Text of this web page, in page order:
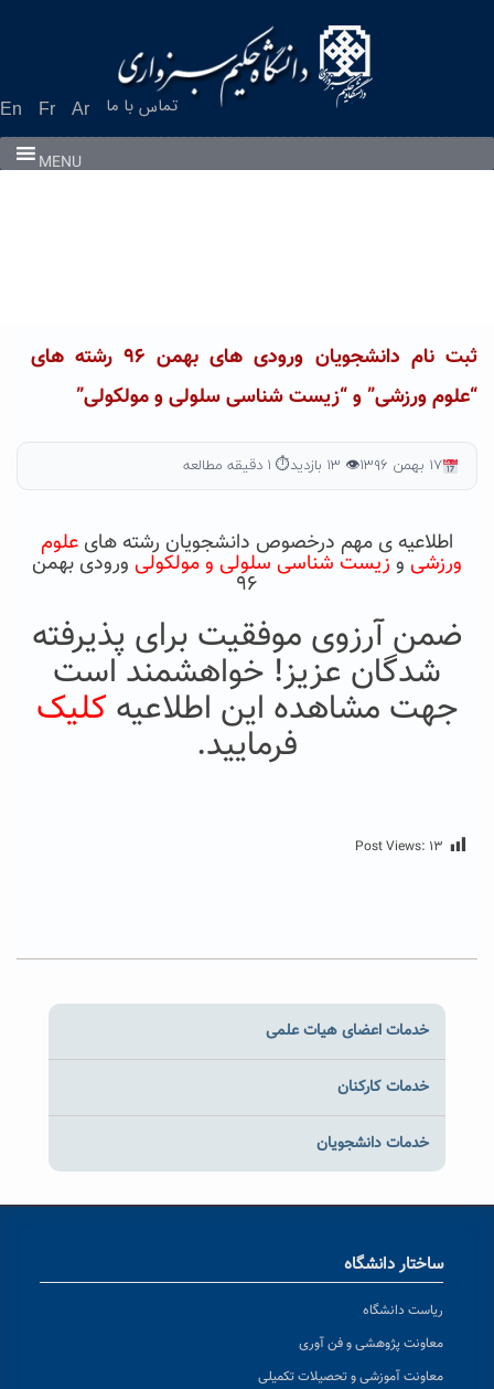
En Fr Ar تماس با ما
MENU
ثبت نام دانشجویان ورودی های بهمن ۹۶ رشته های
“علوم ورزشی” و “زیست شناسی سلولی و مولکولی”
۱۷ بهمن ۱۳۹۶ 👁 ۱۳ بازدید ⏱ ۱ دقیقه مطالعه
اطلاعیه ی مهم درخصوص دانشجویان رشته های علوم
ورزشی و زیست شناسی سلولی و مولکولی ورودی بهمن
۹۶
ضمن آرزوی موفقیت برای پذیرفته
شدگان عزیز! خواهشمند است
جهت مشاهده این اطلاعیه کلیک
فرمایید.
Post Views: ۱۳
خدمات اعضای هیات علمی
خدمات کارکنان
خدمات دانشجویان
ساختار دانشگاه
ریاست دانشگاه
معاونت پژوهشی و فن آوری
معاونت آموزشی و تحصیلات تکمیلی